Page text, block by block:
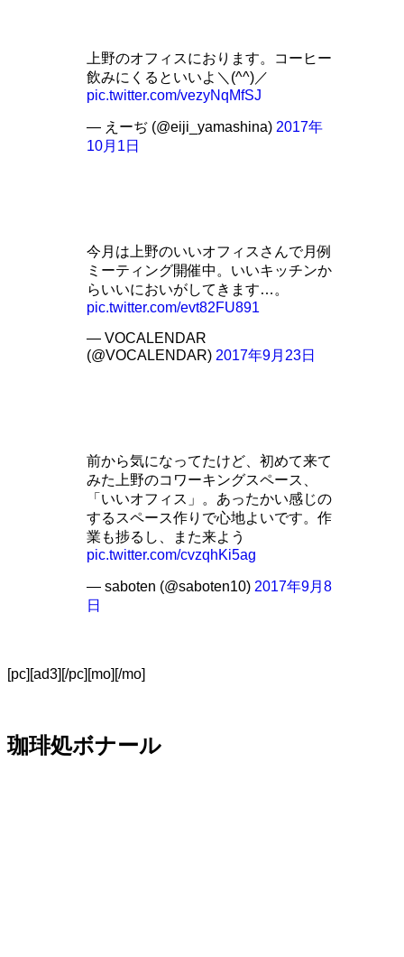
上野のオフィスにおります。コーヒー
飲みにくるといいよ＼(^^)／
pic.twitter.com/vezyNqMfSJ
— えーぢ (@eiji_yamashina) 2017年
10月1日
今月は上野のいいオフィスさんで月例
ミーティング開催中。いいキッチンか
らいいにおいがしてきます…。
pic.twitter.com/evt82FU891
— VOCALENDAR
(@VOCALENDAR) 2017年9月23日
前から気になってたけど、初めて来て
みた上野のコワーキングスペース、
「いいオフィス」。あったかい感じの
するスペース作りで心地よいです。作
業も捗るし、また来よう
pic.twitter.com/cvzqhKi5ag
— saboten (@saboten10) 2017年9月8
日
[pc][ad3][/pc][mo][/mo]
珈琲処ボナール